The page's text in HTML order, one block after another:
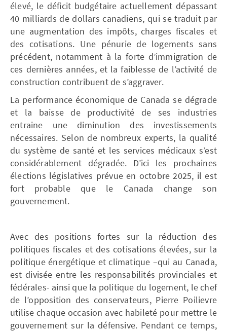
élevé, le déficit budgétaire actuellement dépassant
40 milliards de dollars canadiens, qui se traduit par
une augmentation des impôts, charges fiscales et
des cotisations. Une pénurie de logements sans
précédent, notamment à la forte d’immigration de
ces dernières années, et la faiblesse de l’activité de
construction contribuent de s’aggraver.
La performance économique de Canada se dégrade
et la baisse de productivité de ses industries
entraine une diminution des investissements
nécessaires. Selon de nombreux experts, la qualité
du système de santé et les services médicaux s’est
considérablement dégradée. D’ici les prochaines
élections législatives prévue en octobre 2025, il est
fort probable que le Canada change son
gouvernement.
Avec des positions fortes sur la réduction des
politiques fiscales et des cotisations élevées, sur la
politique énergétique et climatique –qui au Canada,
est divisée entre les responsabilités provinciales et
fédérales- ainsi que la politique du logement, le chef
de l’opposition des conservateurs, Pierre Poilievre
utilise chaque occasion avec habileté pour mettre le
gouvernement sur la défensive. Pendant ce temps,